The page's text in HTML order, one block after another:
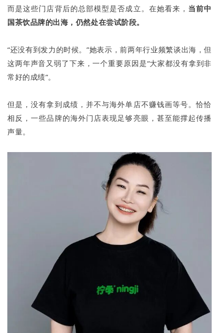
而是这些门店背后的总部模型是否成立。在她看来， 当前中
国茶饮品牌的出海，仍然处在尝试阶段。
“还没有到发力的时候。”她表示，前两年行业频繁谈出海，但
这两年声音又弱了下来，一个重要原因是“大家都没有拿到非
常好的成绩”。
但是，没有拿到成绩，并不与海外单店不赚钱画等号。恰恰
相反，一些品牌的海外门店表现足够亮眼，甚至能撑起传播
声量。